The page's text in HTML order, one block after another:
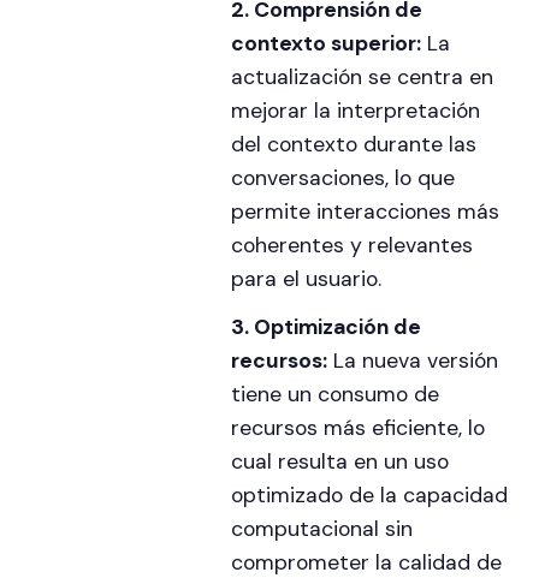
2. Comprensión de
contexto superior: La
actualización se centra en
mejorar la interpretación
del contexto durante las
conversaciones, lo que
permite interacciones más
coherentes y relevantes
para el usuario.
3. Optimización de
recursos: La nueva versión
tiene un consumo de
recursos más eficiente, lo
cual resulta en un uso
optimizado de la capacidad
computacional sin
comprometer la calidad de